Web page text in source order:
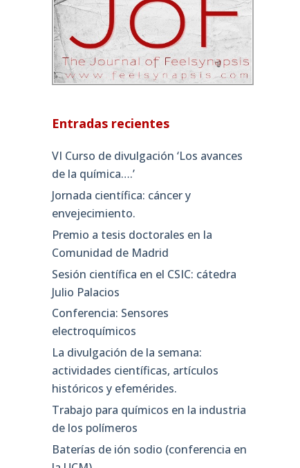
Entradas recientes
VI Curso de divulgación ‘Los avances
de la química….’
Jornada científica: cáncer y
envejecimiento.
Premio a tesis doctorales en la
Comunidad de Madrid
Sesión científica en el CSIC: cátedra
Julio Palacios
Conferencia: Sensores
electroquímicos
La divulgación de la semana:
actividades científicas, artículos
históricos y efemérides.
Trabajo para químicos en la industria
de los polímeros
Baterías de ión sodio (conferencia en